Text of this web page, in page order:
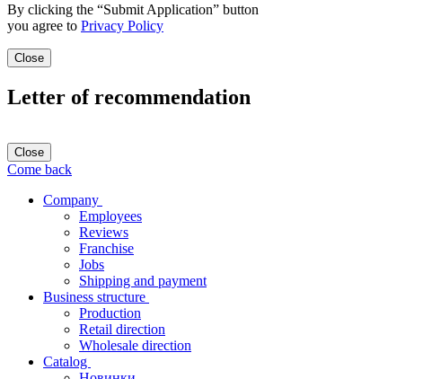
By clicking the “Submit Application” button
you agree to Privacy Policy
Close
Letter of recommendation
Close
Come back
Company
Employees
Reviews
Franchise
Jobs
Shipping and payment
Business structure
Production
Retail direction
Wholesale direction
Catalog